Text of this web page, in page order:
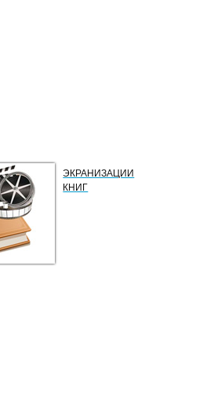
ЭКРАНИЗАЦИИ
КНИГ